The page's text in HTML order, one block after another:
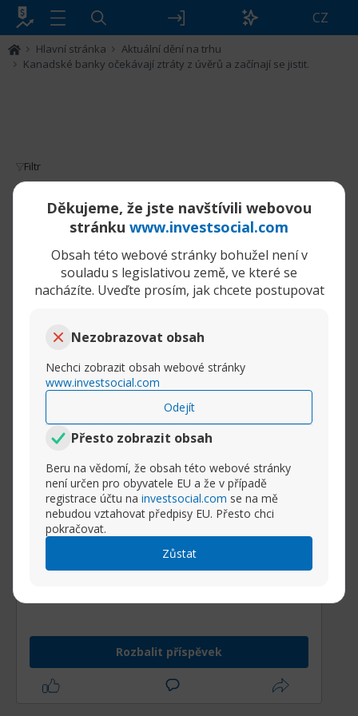
CZ
Hlavní stránka
Aktuální dění na trhu
Kanadské banky očekávají ztráty z úvěrů a začínají se jistit.
Děkujeme, že jste navštívili webovou
stránku www.investsocial.com
Obsah této webové stránky bohužel není v
souladu s legislativou země, ve které se
nacházíte. Uveďte prosím, jak chcete postupovat
Nezobrazovat obsah
Nechci zobrazit obsah webové stránky
www.investsocial.com
Odejít
Přesto zobrazit obsah
Beru na vědomí, že obsah této webové stránky
není určen pro obyvatele EU a že v případě
registrace účtu na investsocial.com se na mě
nebudou vztahovat předpisy EU. Přesto chci
pokračovat.
Zůstat
Filtr
a začínají se jistit.
21-05-2025,
12:38 PM
Kanadské banky očekávají ztráty z úvěrů a začínají se jistit.
tamara
Kanadské banky se ve 2.
čtvrtletí připravují na obchodní
nejistotu a vytvářejí více rezerv
na ztráty z úvěrů.
Tentokrát se podíváme na ovlivnění
globální ekonomiky a dopad cel v bankovní,
úvěrové sféře, v Kanadě.
Rozbalit příspěvek